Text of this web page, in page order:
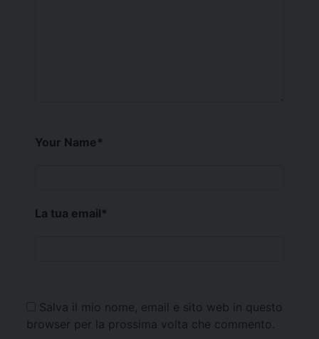
Your Name*
La tua email*
Salva il mio nome, email e sito web in questo
browser per la prossima volta che commento.